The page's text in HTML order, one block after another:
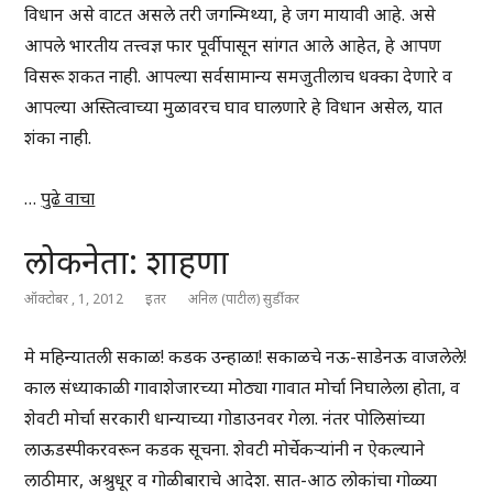
विधान असे वाटत असले तरी जगन्मिथ्या, हे जग मायावी आहे. असे
आपले भारतीय तत्त्वज्ञ फार पूर्वीपासून सांगत आले आहेत, हे आपण
विसरू शकत नाही. आपल्या सर्वसामान्य समजुतीलाच धक्का देणारे व
आपल्या अस्तित्वाच्या मुळावरच घाव घालणारे हे विधान असेल, यात
शंका नाही.
…पुढे वाचा
लोकनेता: शाहणा
ऑक्टोबर , 1, 2012 इतर अनिल (पाटील) सुर्डीकर
मे महिन्यातली सकाळ! कडक उन्हाळा! सकाळचे नऊ-साडेनऊ वाजलेले!
काल संध्याकाळी गावाशेजारच्या मोठ्या गावात मोर्चा निघालेला होता, व
शेवटी मोर्चा सरकारी धान्याच्या गोडाउनवर गेला. नंतर पोलिसांच्या
लाऊडस्पीकरवरून कडक सूचना. शेवटी मोर्चेकऱ्यांनी न ऐकल्याने
लाठीमार, अश्रुधूर व गोळीबाराचे आदेश. सात-आठ लोकांचा गोळ्या